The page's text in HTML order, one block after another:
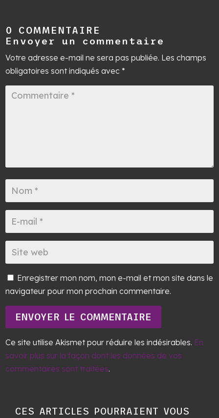
0 COMMENTAIRE
Envoyer un commentaire
Votre adresse e-mail ne sera pas publiée. Les champs
obligatoires sont indiqués avec *
Enregistrer mon nom, mon e-mail et mon site dans le
navigateur pour mon prochain commentaire.
ENVOYER LE COMMENTAIRE
Ce site utilise Akismet pour réduire les indésirables. En
savoir plus sur la façon dont les données de vos
commentaires sont traitées.
CES ARTICLES POURRAIENT VOUS